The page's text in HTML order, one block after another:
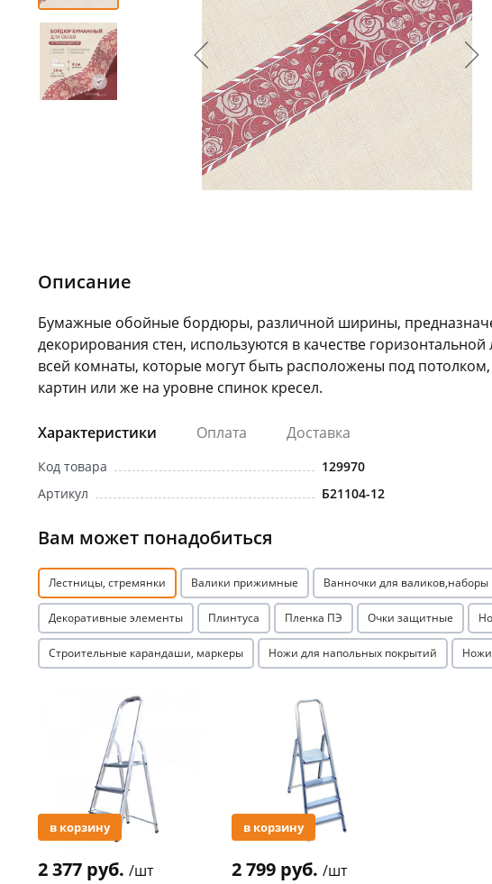
Описание
Бумажные обойные бордюры, различной ширины,
декорирования стен, используются в качестве горизонтальной
всей комнаты, которые могут быть расположены под
картин или же на уровне спинок кресел.
Характеристики Оплата Доставка
Код товара
129970
Артикул
Б21104-12
Вам может понадобиться
Лестницы, стремянки Валики прижимные Ванночки для
Декоративные элементы Плинтуса Пленка ПЭ Очки защитные
Строительные карандаши, маркеры Ножи для напольных покрытий
в корзину
2 377 руб. /шт
в корзину
2 799 руб. /шт
График
Сегодня
25 %